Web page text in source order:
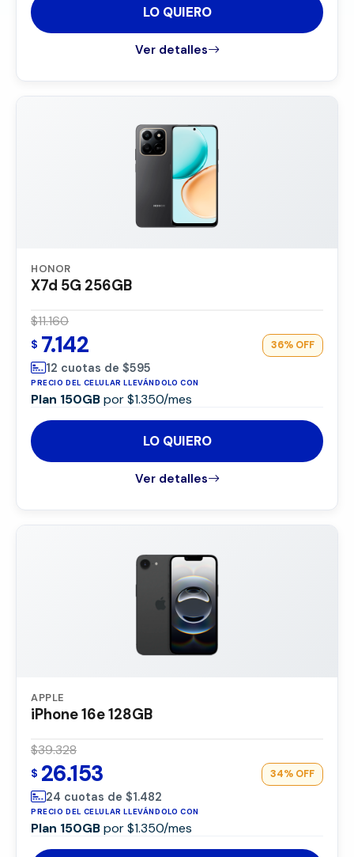
LO QUIERO
Ver detalles
HONOR
X7d 5G 256GB
$11.160
$ 7.142 36% OFF
12 cuotas de $595
PRECIO DEL CELULAR LLEVÁNDOLO CON
Plan 150GBpor $1.350/mes
LO QUIERO
Ver detalles
APPLE
iPhone 16e 128GB
$39.328
$ 26.153 34% OFF
24 cuotas de $1.482
PRECIO DEL CELULAR LLEVÁNDOLO CON
Plan 150GBpor $1.350/mes